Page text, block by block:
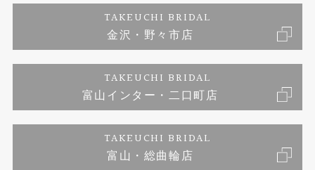
ジュエリーリフォーム
福井指輪工房｜手作りペアリング
福井指輪工房｜手作り結婚指輪 and 婚約指輪
福井工房｜手作り婚約指輪プロポーズプラン
プライバシーポリシー
TAKEUCHI BRIDAL
金沢・野々市店
TAKEUCHI BRIDAL
富山インター・二口町店
TAKEUCHI BRIDAL
富山・総曲輪店